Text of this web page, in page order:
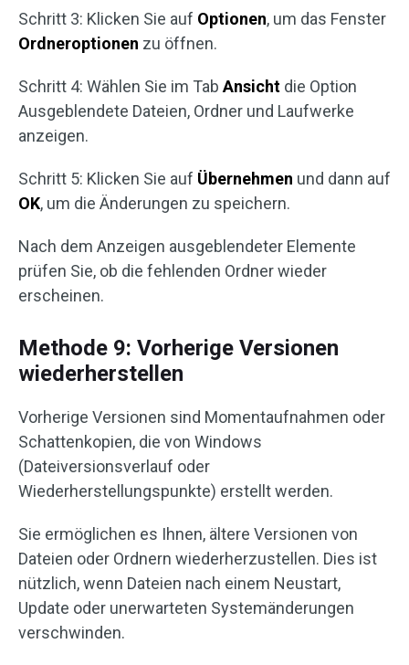
Schritt 3: Klicken Sie auf Optionen, um das Fenster
Ordneroptionen zu öffnen.
Schritt 4: Wählen Sie im Tab Ansicht die Option
Ausgeblendete Dateien, Ordner und Laufwerke
anzeigen.
Schritt 5: Klicken Sie auf Übernehmen und dann auf
OK, um die Änderungen zu speichern.
Nach dem Anzeigen ausgeblendeter Elemente
prüfen Sie, ob die fehlenden Ordner wieder
erscheinen.
Methode 9: Vorherige Versionen
wiederherstellen
Vorherige Versionen sind Momentaufnahmen oder
Schattenkopien, die von Windows
(Dateiversionsverlauf oder
Wiederherstellungspunkte) erstellt werden.
Sie ermöglichen es Ihnen, ältere Versionen von
Dateien oder Ordnern wiederherzustellen. Dies ist
nützlich, wenn Dateien nach einem Neustart,
Update oder unerwarteten Systemänderungen
verschwinden.